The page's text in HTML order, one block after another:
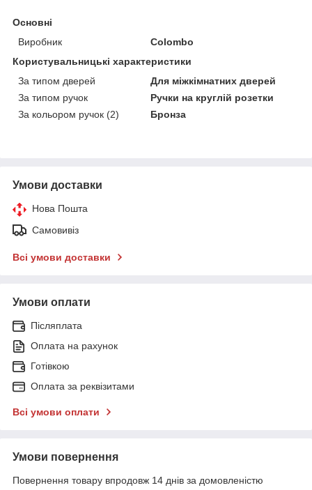
Основні
Виробник
Colombo
Користувальницькі характеристики
За типом дверей
Для міжкімнатних дверей
За типом ручок
Ручки на круглій розетки
За кольором ручок (2)
Бронза
Умови доставки
Нова Пошта
Самовивіз
Всі умови доставки
Умови оплати
Післяплата
Оплата на рахунок
Готівкою
Оплата за реквізитами
Всі умови оплати
Умови повернення
Повернення товару впродовж 14 днів за домовленістю